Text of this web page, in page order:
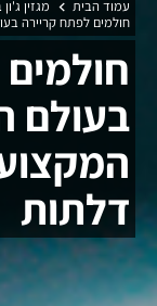
עמוד הבית
מגזין
חולמים לפתח קריירה
בעולם
דלתות